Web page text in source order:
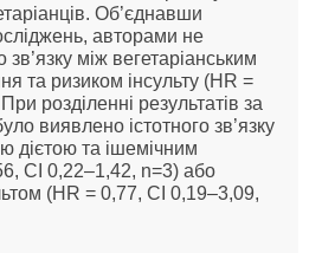
Об’єднавши
авторами не
між вегетаріанським
та ризиком інсульту (HR =
розділенні результатів за
виявлено істотного зв’язку
дієтою та ішемічним
CI 0,22–1,42, n=3) або
(HR = 0,77, CI 0,19–3,09,